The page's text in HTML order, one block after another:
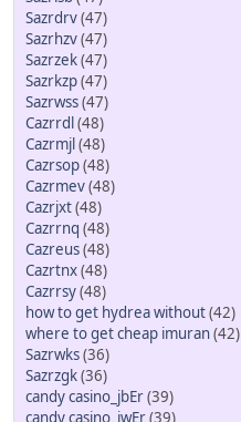
Sazrdrv(47)
Sazrhzv(47)
Sazrzek(47)
Sazrkzp(47)
Sazrwss(47)
Cazrrdl (48)
Cazrmjl (48)
Cazrsop(48)
Cazrmev(48)
Cazrjxt(48)
Cazrrnq (48)
Cazreus(48)
Cazrtnx(48)
Cazrrsy(48)
how to get hydrea without(42)
where to get cheap imuran(42)
Sazrwks(36)
Sazrzgk(36)
candy casino_jbEr(39)
candy casino_iwEr(39)